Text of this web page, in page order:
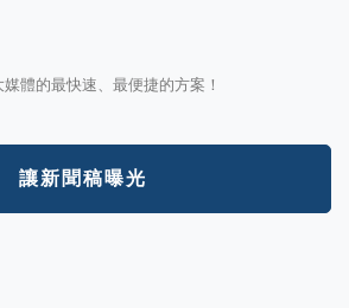
體的最快速、最便捷的方案！
讓新聞稿曝光